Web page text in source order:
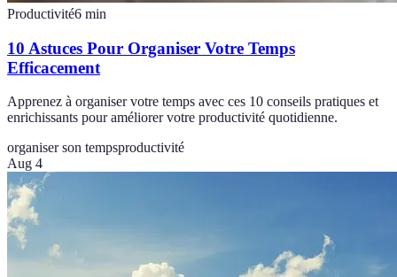
Productivité6 min
10 Astuces Pour Organiser Votre Temps
Efficacement
Apprenez à organiser votre temps avec ces 10 conseils pratiques et
enrichissants pour améliorer votre productivité quotidienne.
organiser son tempsproductivité
Aug 4